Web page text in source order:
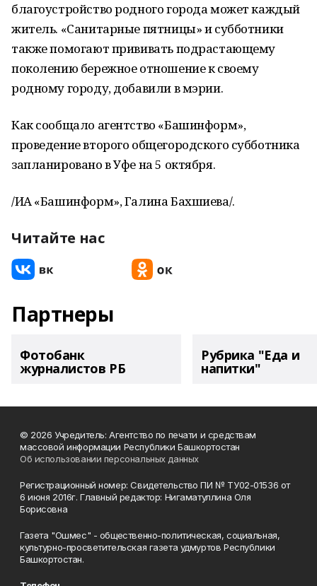
благоустройство родного города может каждый
житель. «Санитарные пятницы» и субботники
также помогают прививать подрастающему
поколению бережное отношение к своему
родному городу, добавили в мэрии.
Как сообщало агентство «Башинформ»,
проведение второго общегородского субботника
запланировано в Уфе на 5 октября.
/ИА «Башинформ», Галина Бахшиева/.
Читайте нас
Партнеры
Фотобанк
журналистов РБ
Рубрика "Еда и
напитки"
© 2026 Учредитель: Агентство по печати и средствам
массовой информации Республики Башкортостан
Об использовании персональных данных
Регистрационный номер: Свидетельство ПИ № ТУ02-01536 от
6 июня 2016г. Главный редактор: Нигаматуллина Оля
Борисовна
Газета "Ошмес" - общественно-политическая, социальная,
культурно-просветительская газета удмуртов Республики
Башкортостан.